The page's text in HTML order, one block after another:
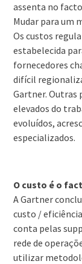
assenta no
Mudar para um
Os custos
estabelecida
fornecedores
difícil
Gartner. Outras
elevados do
evoluídos,
especializados.
O custo é o
A Gartner
custo /
conta pelas
rede de
utilizar